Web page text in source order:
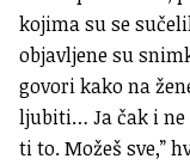
kojima su se
objavljene su
govori kako na
ljubiti… Ja čak i ne
ti to. Možeš sve,”